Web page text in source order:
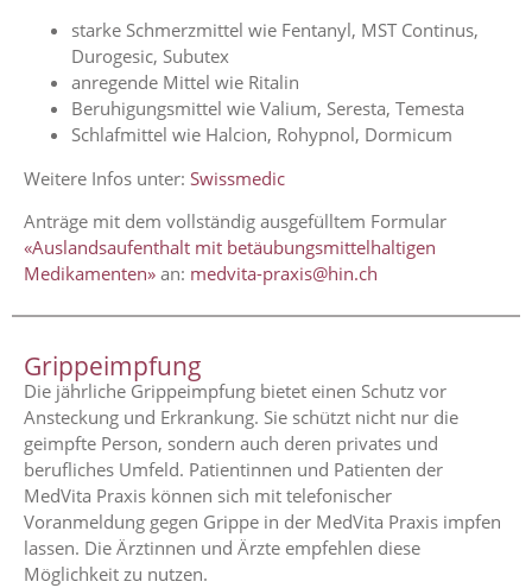
starke Schmerzmittel wie Fentanyl, MST Continus,
Durogesic, Subutex
anregende Mittel wie Ritalin
Beruhigungsmittel wie Valium, Seresta, Temesta
Schlafmittel wie Halcion, Rohypnol, Dormicum
Weitere Infos unter: Swissmedic
Anträge mit dem vollständig ausgefülltem Formular
«Auslandsaufenthalt mit betäubungsmittelhaltigen
Medikamenten» an: medvita-praxis@hin.ch
Grippeimpfung
Die jährliche Grippeimpfung bietet einen Schutz vor
Ansteckung und Erkrankung. Sie schützt nicht nur die
geimpfte Person, sondern auch deren privates und
berufliches Umfeld. Patientinnen und Patienten der
MedVita Praxis können sich mit telefonischer
Voranmeldung gegen Grippe in der MedVita Praxis impfen
lassen. Die Ärztinnen und Ärzte empfehlen diese
Möglichkeit zu nutzen.